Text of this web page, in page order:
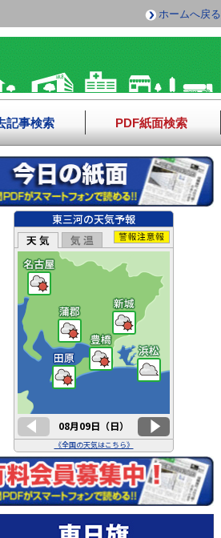
ホームへ戻る
記事検索 PDF紙面検索